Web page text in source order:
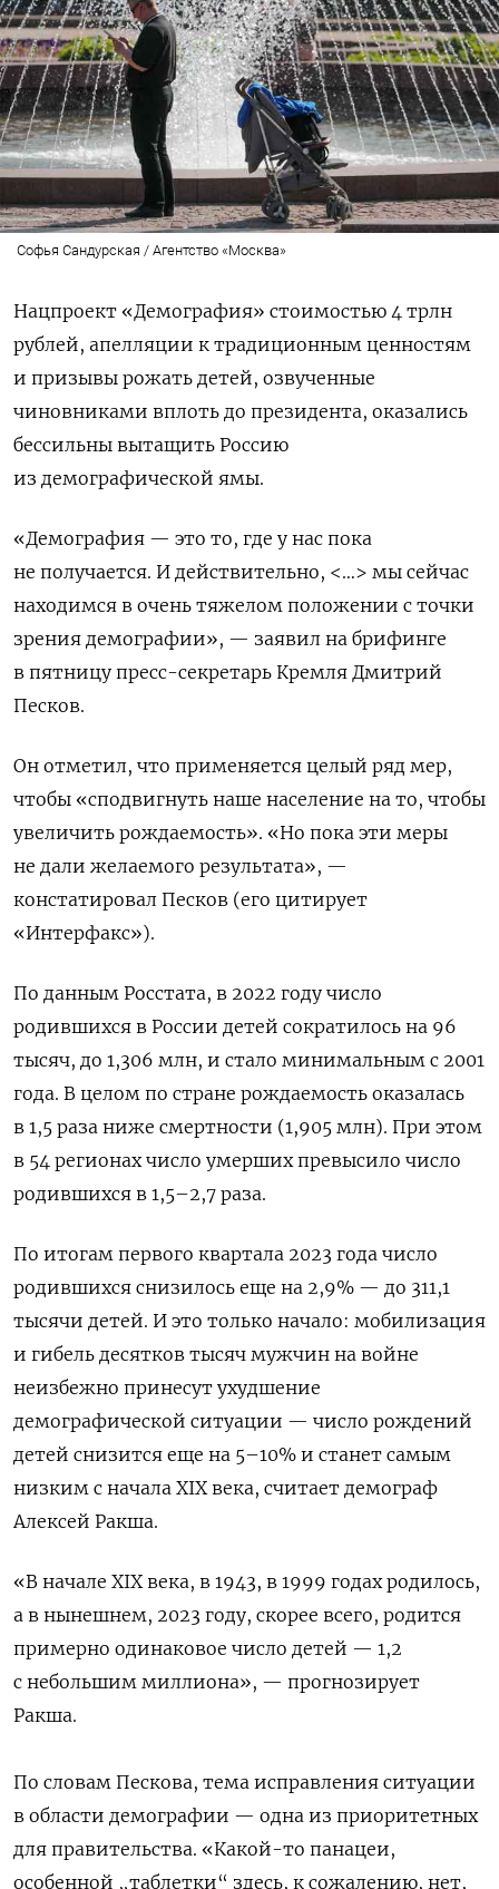
Софья Сандурская / Агентство «Москва»
Нацпроект «Демография» стоимостью 4 трлн
рублей, апелляции к традиционным ценностям
и призывы рожать детей, озвученные
чиновниками вплоть до президента, оказались
бессильны вытащить Россию
из демографической ямы.
«Демография — это то, где у нас пока
не получается. И действительно, <…> мы сейчас
находимся в очень тяжелом положении с точки
зрения демографии», — заявил на брифинге
в пятницу пресс-секретарь Кремля Дмитрий
Песков.
Он отметил, что применяется целый ряд мер,
чтобы «сподвигнуть наше население на то, чтобы
увеличить рождаемость». «Но пока эти меры
не дали желаемого результата», —
констатировал Песков (его цитирует
«Интерфакс»).
По данным Росстата, в 2022 году число
родившихся в России детей сократилось на 96
тысяч, до 1,306 млн, и стало минимальным с 2001
года. В целом по стране рождаемость оказалась
в 1,5 раза ниже смертности (1,905 млн). При этом
в 54 регионах число умерших превысило число
родившихся в 1,5–2,7 раза.
По итогам первого квартала 2023 года число
родившихся снизилось еще на 2,9% — до 311,1
тысячи детей. И это только начало: мобилизация
и гибель десятков тысяч мужчин на войне
неизбежно принесут ухудшение
демографической ситуации — число рождений
детей снизится еще на 5–10% и станет самым
низким с начала XIX века, считает демограф
Алексей Ракша.
«В начале XIX века, в 1943, в 1999 годах родилось,
а в нынешнем, 2023 году, скорее всего, родится
примерно одинаковое число детей — 1,2
с небольшим миллиона», — прогнозирует
Ракша.
По словам Пескова, тема исправления ситуации
в области демографии — одна из приоритетных
для правительства. «Какой-то панацеи,
особенной „таблетки“ здесь, к сожалению, нет,